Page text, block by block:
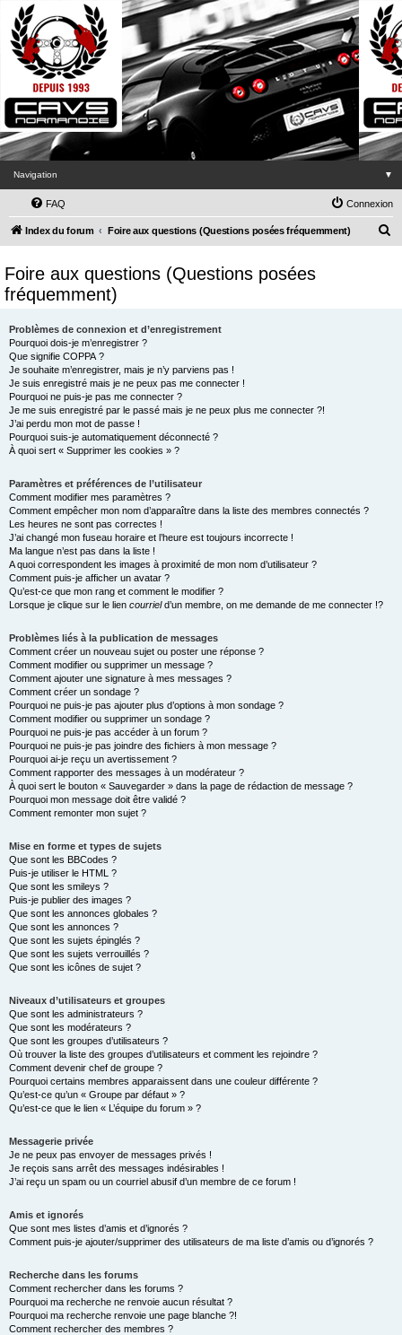
Navigation ▼
FAQ Connexion
Index du forum Foire aux questions (Questions posées fréquemment)
Foire aux questions (Questions posées
fréquemment)
Problèmes de connexion et d’enregistrement
Pourquoi dois-je m’enregistrer ?
Que signifie COPPA ?
Je souhaite m’enregistrer, mais je n’y parviens pas !
Je suis enregistré mais je ne peux pas me connecter !
Pourquoi ne puis-je pas me connecter ?
Je me suis enregistré par le passé mais je ne peux plus me connecter ?!
J’ai perdu mon mot de passe !
Pourquoi suis-je automatiquement déconnecté ?
À quoi sert « Supprimer les cookies » ?
Paramètres et préférences de l’utilisateur
Comment modifier mes paramètres ?
Comment empêcher mon nom d’apparaître dans la liste des membres connectés ?
Les heures ne sont pas correctes !
J’ai changé mon fuseau horaire et l’heure est toujours incorrecte !
Ma langue n’est pas dans la liste !
A quoi correspondent les images à proximité de mon nom d’utilisateur ?
Comment puis-je afficher un avatar ?
Qu’est-ce que mon rang et comment le modifier ?
Lorsque je clique sur le lien courrield’un membre, on me demande de me connecter !?
Problèmes liés à la publication de messages
Comment créer un nouveau sujet ou poster une réponse ?
Comment modifier ou supprimer un message ?
Comment ajouter une signature à mes messages ?
Comment créer un sondage ?
Pourquoi ne puis-je pas ajouter plus d’options à mon sondage ?
Comment modifier ou supprimer un sondage ?
Pourquoi ne puis-je pas accéder à un forum ?
Pourquoi ne puis-je pas joindre des fichiers à mon message ?
Pourquoi ai-je reçu un avertissement ?
Comment rapporter des messages à un modérateur ?
À quoi sert le bouton « Sauvegarder » dans la page de rédaction de message ?
Pourquoi mon message doit être validé ?
Comment remonter mon sujet ?
Mise en forme et types de sujets
Que sont les BBCodes ?
Puis-je utiliser le HTML ?
Que sont les smileys ?
Puis-je publier des images ?
Que sont les annonces globales ?
Que sont les annonces ?
Que sont les sujets épinglés ?
Que sont les sujets verrouillés ?
Que sont les icônes de sujet ?
Niveaux d’utilisateurs et groupes
Que sont les administrateurs ?
Que sont les modérateurs ?
Que sont les groupes d’utilisateurs ?
Où trouver la liste des groupes d’utilisateurs et comment les rejoindre ?
Comment devenir chef de groupe ?
Pourquoi certains membres apparaissent dans une couleur différente ?
Qu’est-ce qu’un « Groupe par défaut » ?
Qu’est-ce que le lien « L’équipe du forum » ?
Messagerie privée
Je ne peux pas envoyer de messages privés !
Je reçois sans arrêt des messages indésirables !
J’ai reçu un spam ou un courriel abusif d’un membre de ce forum !
Amis et ignorés
Que sont mes listes d’amis et d’ignorés ?
Comment puis-je ajouter/supprimer des utilisateurs de ma liste d’amis ou d’ignorés ?
Recherche dans les forums
Comment rechercher dans les forums ?
Pourquoi ma recherche ne renvoie aucun résultat ?
Pourquoi ma recherche renvoie une page blanche ?!
Comment rechercher des membres ?